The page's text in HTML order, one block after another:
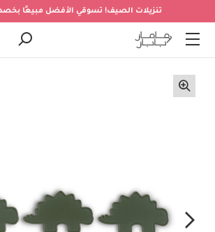
تنزيلات الصيف! تسوقي الأفضل مبيعًا بخصم